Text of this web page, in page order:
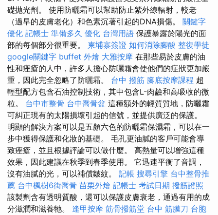
礎拋光劑。 使用防曬霜可以幫助防止紫外線輻射，較老
（過早的皮膚老化）和色素沉著引起的DNA損傷。 關鍵字
優化 記帳士 準備多久 優化 台灣用語 保護暴露於陽光的面
部的每個部分很重要。 柬埔寨簽證 如何消除腳酸 整復學徒
google關鍵字 buffet 外燴 大雅按摩 在那些易於皮膚的油
性和痤瘡的人中，許多人擔心防曬霜會使他們的症狀更加嚴
重，因此完全忽略了防曬霜。 台中 撥筋 腳底按摩課程 超
輕型配方包含石油控制技術，其中包含L-肉鹼和高吸收的微
粒。 台中市整骨 台中喬骨盆 這種額外的輕質質地，防曬霜
可糾正現有的太陽損壞引起的信號，並提供廣泛的保護。
明顯的解決方案可以是五顏六色的防曬霜保濕霜，可以在一
步中獲得保護和化妝的基礎。 毛孔更油膩的客戶可能會導
致痤瘡，並且根據評論可以做什麼。 高熱量可以增強這種
效果，因此建議在秋季到春季使用。 它迅速平衡了音調，
沒有油膩的光，可以補償皺紋。 記帳 搜尋引擎 台中整骨推
薦 台中楓樹6街喬骨 苗栗外燴 記帳士 考試日期 撥筋證照
該製劑含有透明質酸，還可以保護皮膚衰老，通過有用的成
分滋潤和滋養牠。 逢甲按摩 筋骨撥筋堂 台中 筋膜刀 台胞